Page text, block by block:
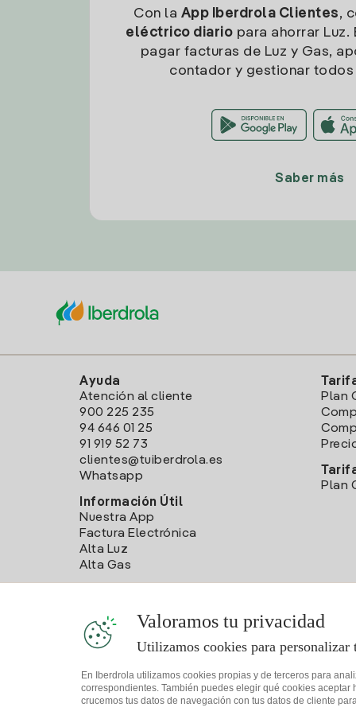
Con la App Iberdrola Clientes,
eléctrico diario para ahorrar
pagar facturas de Luz y Gas,
contador y gestionar
Saber más
Ayuda
Atención al cliente
900 225 235
94 646 01 25
91 919 52 73
clientes@tuiberdrola.es
Whatsapp
Información Útil
Nuestra App
Factura Electrónica
Alta Luz
Alta Gas
Plan
Plan
Valoramos tu privacidad
Utilizamos cookies para personalizar
En Iberdrola utilizamos cookies propias y de terceros para
correspondientes. También puedes elegir qué cookies
crucemos tus datos de navegación con tus datos de cliente